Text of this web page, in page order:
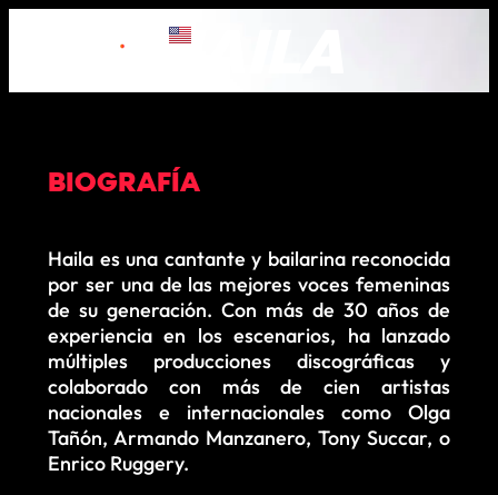
HAILA
BIOGRAFÍA
Haila es una cantante y bailarina reconocida
por ser una de las mejores voces femeninas
de su generación. Con más de 30 años de
experiencia en los escenarios, ha lanzado
múltiples producciones discográficas y
colaborado con más de cien artistas
nacionales e internacionales como Olga
Tañón, Armando Manzanero, Tony Succar, o
Enrico Ruggery.